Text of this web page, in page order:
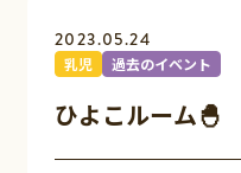
2023.05.24
乳児 過去のイベント
ひよこルーム🐣